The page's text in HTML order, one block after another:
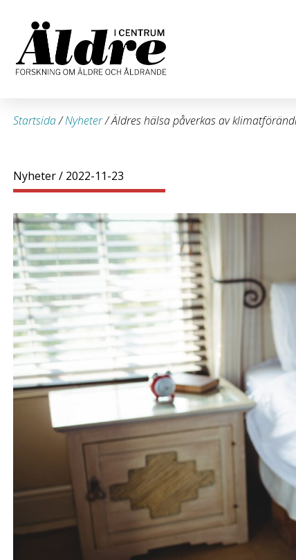
Startsida/Nyheter/Äldres hälsa påverkas av
Nyheter/ 2022-11-23